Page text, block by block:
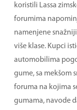
koristili Lassa
forumima
namenjene
više klase. Kupci
automobilima
gume, sa mekšom
foruma na kojima
gumama, navode